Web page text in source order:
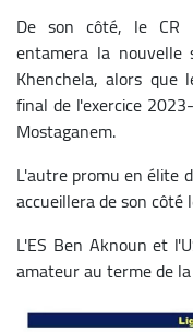
De son côté, le CR
entamera la nouvelle
Khenchela, alors que
final de l'exercice
Mostaganem.
L'autre promu en élite
accueillera de son côté
L'ES Ben Aknoun et
amateur au terme de
Image